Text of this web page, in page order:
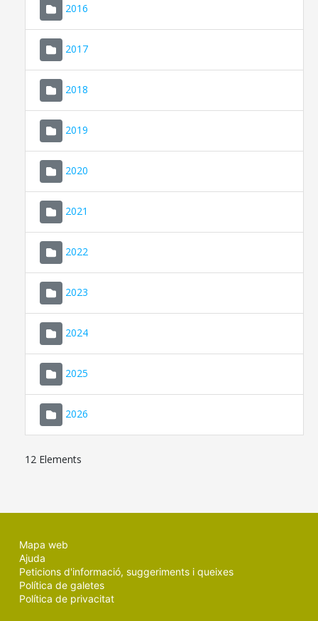
2016
2017
2018
2019
2020
2021
2022
2023
2024
2025
2026
12 Elements
Mapa web
Ajuda
Peticions d'informació, suggeriments i queixes
Política de galetes
Política de privacitat